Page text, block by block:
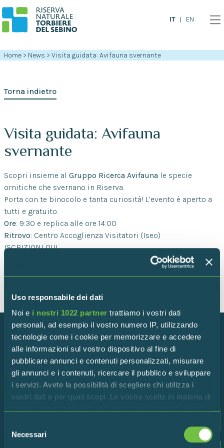
Uso responsabile dei dati
Noi e i nostri 1022 partner trattiamo i vostri dati
personali, ad esempio il vostro numero IP, utilizzando
tecnologie come i cookie per memorizzare e accedere
alle informazioni sul vostro dispositivo al fine di
pubblicare annunci e contenuti personalizzati, misurare
gli annunci e i contenuti, ricercare il pubblico e sviluppare
i servizi. Avete la possibilità di scegliere chi utilizza i
vostri dati e per quali scopi. Le vostre scelte in materia di
modificare o revocare il proprio consenso in qualsiasi
momento dalla Dichiarazione sui cookie o facendo clic
delNecessari
IT EN
Home > News > Visita guidata: Avifauna svernante
Torna indietro
Visita guidata: Avifauna
svernante
Scopri insieme al Gruppo Ricerca Avifauna le specie
ornitiche che svernano in Riserva.
Porta con te binocolo e tanta curiosità! L’evento è aperto a
tutti e gratuito.
Ore: 9:30 e replica alle ore 14:00
Ritrovo: Centro Accoglienza Visitatori (Iseo)
ISCRIZIONI QUI
Torna indietro
Iscriviti alla newsletter!
Rimani in contatto con la Riserva per scoprire tutte le
ultime novità!